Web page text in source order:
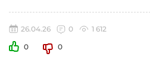
26.04.26 0
1 612
0
0